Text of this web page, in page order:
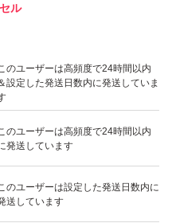
のユーザーは高頻度で24時間以内
設定した発送日数内に発送していま
のユーザーは高頻度で24時間以内
発送しています
のユーザーは設定した発送日数内に
送しています
ル
いいね！
2,500